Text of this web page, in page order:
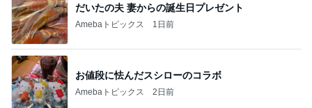
だいたの夫 妻からの誕生日プレゼント
Amebaトピックス 1日前
お値段に怯んだスシローのコラボ
Amebaトピックス 2日前